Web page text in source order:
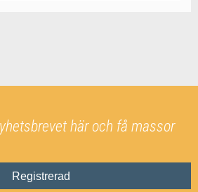
här och få massor
Registrerad